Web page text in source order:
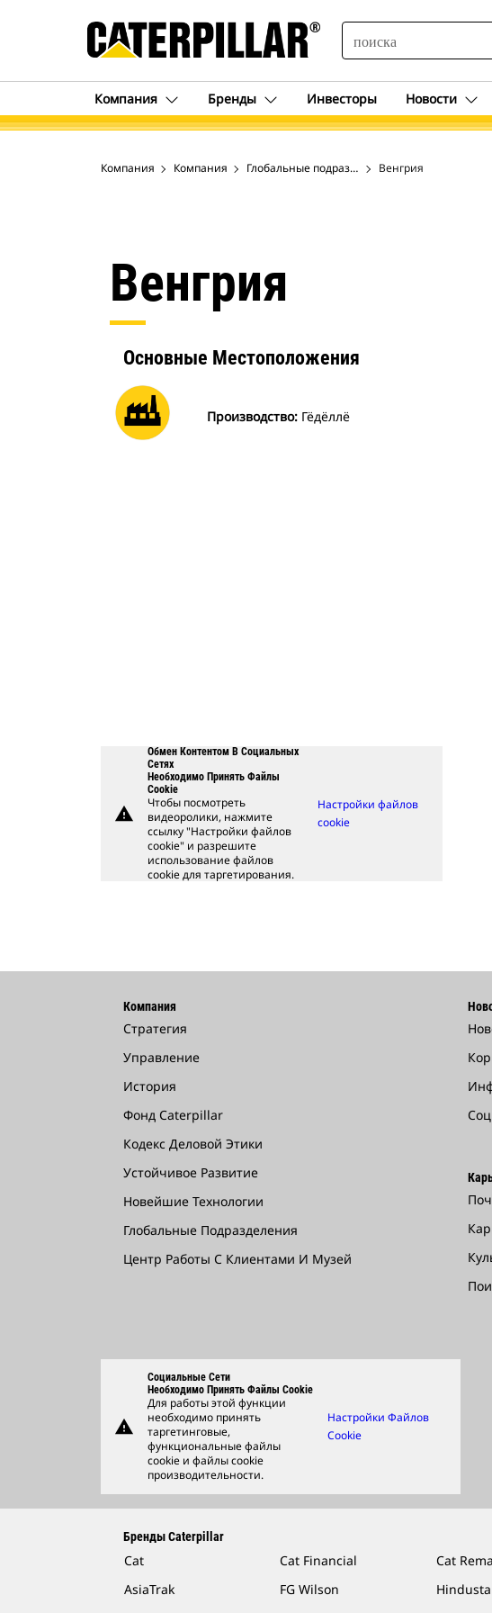
SEARCH
Компания Бренды Инвесторы Новости
Компания Компания Глобальные подразделенияВенгрия
Венгрия
Основные Местоположения
Производство: Гёдёллё
warning
Обмен Контентом В Социальных
Сетях
Необходимо Принять Файлы
Cookie
Чтобы посмотреть
видеоролики, нажмите
ссылку "Настройки файлов
cookie" и разрешите
использование файлов
cookie для таргетирования.
Настройки файлов
cookie
Компания
Стратегия
Управление
История
Фонд Caterpillar
Кодекс Деловой Этики
Устойчивое Развитие
Новейшие Технологии
Глобальные Подразделения
Центр Работы С Клиентами И Музей
warning
Социальные Сети
Необходимо Принять Файлы Cookie
Для работы этой функции
необходимо принять
таргетинговые,
функциональные файлы
cookie и файлы cookie
производительности.
Настройки Файлов
Cookie
Бренды Caterpillar
Cat Cat Financial Cat
AsiaTrak
FG Wilson